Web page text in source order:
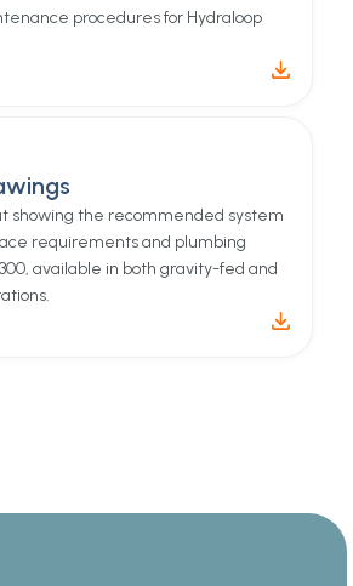
procedures for Hydraloop
showing the recommended system
requirements and plumbing
available in both gravity-fed and